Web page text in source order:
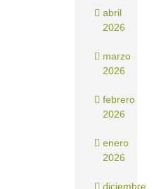
abril
2026
marzo
2026
febrero
2026
enero
2026
diciembre